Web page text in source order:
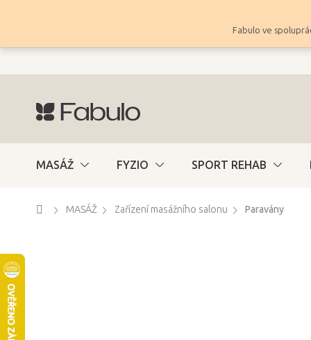
Fabulo ve
MASÁŽ FYZIO SPORT REHAB
DomůMASÁŽ Zařízení masážního salonu Paravány